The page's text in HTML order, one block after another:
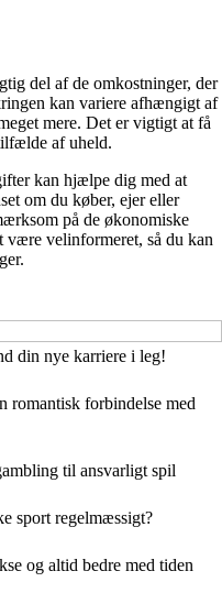
del af de omkostninger, der
kan variere afhængigt af
mere. Det er vigtigt at få
af uheld.
kan hjælpe dig med at
om du køber, ejer eller
på de økonomiske
være velinformeret, så du kan
din nye karriere i leg!
romantisk forbindelse med
til ansvarligt spil
sport regelmæssigt?
og altid bedre med tiden